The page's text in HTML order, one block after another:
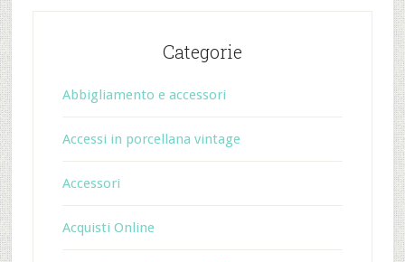
Categorie
Abbigliamento e accessori
Accessi in porcellana vintage
Accessori
Acquisti Online